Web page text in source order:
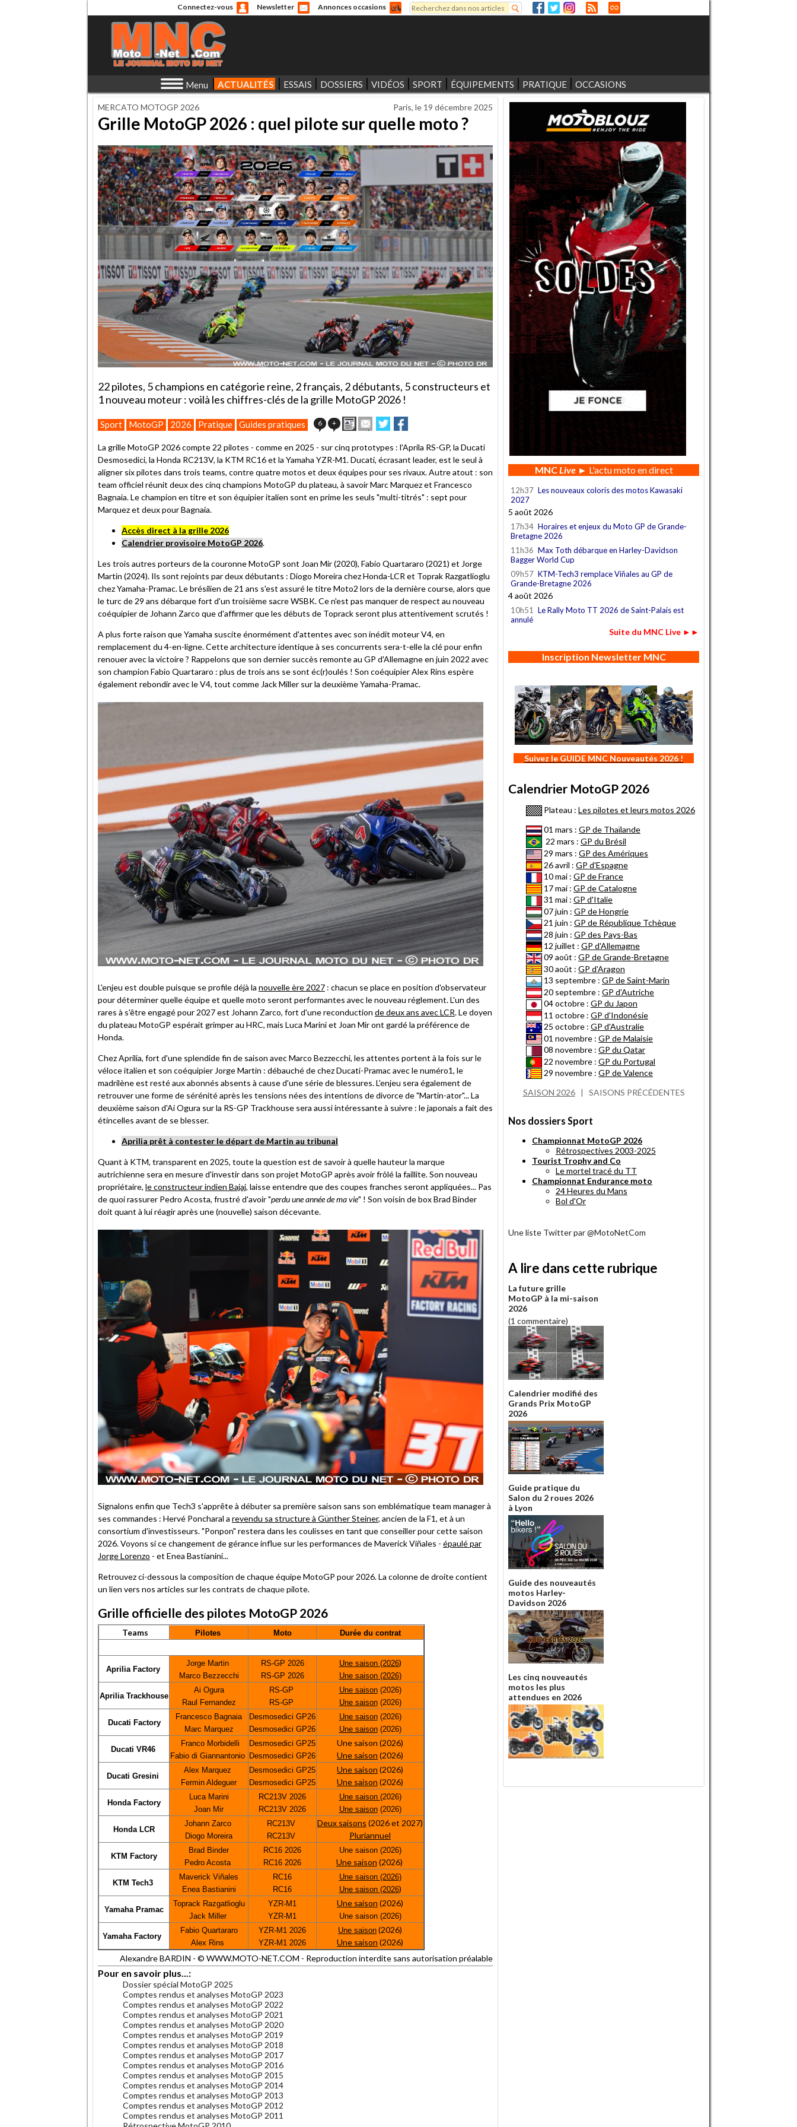
Connectez-vous Newsletter Annonces occasions
Formulaire de recherche
Rechercher
Menu ACTUALITÉS ESSAIS DOSSIERS VIDÉOS SPORT ÉQUIPEMENTS PRATIQUE OCCASIONS
MERCATO MOTOGP 2026 Paris, le 19 décembre 2025
Grille MotoGP 2026 : quel pilote sur quelle moto ?
22 pilotes, 5 champions en catégorie reine, 2 français, 2 débutants, 5 constructeurs et
1 nouveau moteur : voilà les chiffres-clés de la grille MotoGP 2026 !
Sport MotoGP 2026 Pratique Guides pratiques 6 + ImprimerEnvoyer
cet
à
un
ami
Partager
sur
sur
La grille MotoGP 2026 compte 22 pilotes - comme en 2025 - sur cinq prototypes : l'Aprila RS-GP, la Ducati
Desmosedici, la Honda RC213V, la KTM RC16 et la Yamaha YZR-M1. Ducati, écrasant leader, est le seul à
aligner six pilotes dans trois teams, contre quatre motos et deux équipes pour ses rivaux. Autre atout : son
team officiel réunit deux des cinq champions MotoGP du plateau, à savoir Marc Marquez et Francesco
Bagnaia. Le champion en titre et son équipier italien sont en prime les seuls "multi-titrés" : sept pour
Marquez et deux pour Bagnaia.
Accès direct à la grille 2026
Calendrier provisoire MotoGP 2026.
Les trois autres porteurs de la couronne MotoGP sont Joan Mir (2020), Fabio Quartararo (2021) et Jorge
Martin (2024). Ils sont rejoints par deux débutants : Diogo Moreira chez Honda-LCR et Toprak Razgatlioglu
chez Yamaha-Pramac. Le brésilien de 21 ans s'est assuré le titre Moto2 lors de la dernière course, alors que
le turc de 29 ans débarque fort d'un troisième sacre WSBK. Ce n'est pas manquer de respect au nouveau
coéquipier de Johann Zarco que d'affirmer que les débuts de Toprack seront plus attentivement scrutés !
A plus forte raison que Yamaha suscite énormément d'attentes avec son inédit moteur V4, en
remplacement du 4-en-ligne. Cette architecture identique à ses concurrents sera-t-elle la clé pour enfin
renouer avec la victoire ? Rappelons que son dernier succès remonte au GP d'Allemagne en juin 2022 avec
son champion Fabio Quartararo : plus de trois ans se sont éc(r)oulés ! Son coéquipier Alex Rins espère
également rebondir avec le V4, tout comme Jack Miller sur la deuxième Yamaha-Pramac.
L'enjeu est double puisque se profile déjà la nouvelle ère 2027 : chacun se place en position d'observateur
pour déterminer quelle équipe et quelle moto seront performantes avec le nouveau réglement. L'un des
rares à s'être engagé pour 2027 est Johann Zarco, fort d'une reconduction de deux ans avec LCR. Le doyen
du plateau MotoGP espérait grimper au HRC, mais Luca Marini et Joan Mir ont gardé la préférence de
Honda.
Chez Aprilia, fort d'une splendide fin de saison avec Marco Bezzecchi, les attentes portent à la fois sur le
véloce italien et son coéquipier Jorge Martin : débauché de chez Ducati-Pramac avec le numéro1, le
madrilène est resté aux abonnés absents à cause d'une série de blessures. L'enjeu sera également de
retrouver une forme de sérénité après les tensions nées des intentions de divorce de "Martin-ator"... La
deuxième saison d'Ai Ogura sur la RS-GP Trackhouse sera aussi intéressante à suivre : le japonais a fait des
étincelles avant de se blesser.
Aprilia prêt à contester le départ de Martin au tribunal
Quant à KTM, transparent en 2025, toute la question est de savoir à quelle hauteur la marque
autrichienne sera en mesure d'investir dans son projet MotoGP après avoir frôlé la faillite. Son nouveau
propriétaire, le constructeur indien Bajaj, laisse entendre que des coupes franches seront appliquées... Pas
de quoi rassurer Pedro Acosta, frustré d'avoir "perdu une année de ma vie" ! Son voisin de box Brad Binder
doit quant à lui réagir après une (nouvelle) saison décevante.
Signalons enfin que Tech3 s'apprête à débuter sa première saison sans son emblématique team manager à
ses commandes : Hervé Poncharal a revendu sa structure à Günther Steiner, ancien de la F1, et à un
consortium d'investisseurs. "Ponpon" restera dans les coulisses en tant que conseiller pour cette saison
2026. Voyons si ce changement de gérance influe sur les performances de Maverick Viñales - épaulé par
Jorge Lorenzo - et Enea Bastianini...
Retrouvez ci-dessous la composition de chaque équipe MotoGP pour 2026. La colonne de droite contient
un lien vers nos articles sur les contrats de chaquepilote.
Grille officielle des pilotes MotoGP 2026
Teams Pilotes Moto Durée du contrat
Aprilia Factory
Jorge Martin
Marco Bezzecchi
RS-GP 2026
RS-GP 2026
Une saison (2026)
Une saison (2026)
Aprilia Trackhouse
Ai Ogura
Raul Fernandez
RS-GP
RS-GP
Une saison(2026)
Une saison(2026)
Ducati Factory
Francesco Bagnaia
Marc Marquez
Desmosedici GP26
Desmosedici GP26
Une saison(2026)
Une saison(2026)
Ducati VR46
Franco Morbidelli
Fabio di Giannantonio
Desmosedici GP25
Desmosedici GP26
Une saison (2026)
Une saison (2026)
Ducati Gresini
Alex Marquez
Fermin Aldeguer
Desmosedici GP25
Desmosedici GP25
Une saison (2026)
Une saison (2026)
Honda Factory
Luca Marini
Joan Mir
RC213V 2026
RC213V 2026
Une saison (2026)
Une saison(2026)
Honda LCR
Johann Zarco
Diogo Moreira
RC213V
RC213V
Deux saisons (2026 et 2027)
Pluriannuel
KTM Factory
Brad Binder
Pedro Acosta
RC16 2026
RC16 2026
Une saison (2026)
Une saison (2026)
KTM Tech3
Maverick Viñales
Enea Bastianini
RC16
RC16
Une saison (2026)
Une saison (2026)
Yamaha Pramac
Toprack Razgatlioglu
Jack Miller
YZR-M1
YZR-M1
Une saison (2026)
Une saison (2026)
Yamaha Factory
Fabio Quartararo
Alex Rins
YZR-M1 2026
YZR-M1 2026
Une saison (2026)
Une saison (2026)
Alexandre BARDIN - © WWW.MOTO-NET.COM - Reproduction interdite sans autorisation préalable
Pour en savoir plus...:
Dossier spécial MotoGP 2025
Comptes rendus et analyses MotoGP 2023
Comptes rendus et analyses MotoGP 2022
Comptes rendus et analyses MotoGP 2021
Comptes rendus et analyses MotoGP 2020
Comptes rendus et analyses MotoGP 2019
Comptes rendus et analyses MotoGP 2018
Comptes rendus et analyses MotoGP 2017
Comptes rendus et analyses MotoGP 2016
Comptes rendus et analyses MotoGP 2015
Comptes rendus et analyses MotoGP 2014
Comptes rendus et analyses MotoGP 2013
Comptes rendus et analyses MotoGP 2012
Comptes rendus et analyses MotoGP 2011
MNCLive► L'actu moto en direct
12h37 Les nouveaux coloris des motos Kawasaki
2027
5 août 2026
17h34 Horaires et enjeux du Moto GP de Grande-
Bretagne 2026
11h36 Max Toth débarque en Harley-Davidson
Bagger World Cup
09h57 KTM-Tech3 remplace Viñales au GP de
Grande-Bretagne 2026
4 août 2026
10h51
Le Rally Moto TT 2026 de Saint-Palais est
annulé
Suite du MNC Live ►►
Inscription Newsletter MNC
Suivez le GUIDE MNC Nouveautés 2026 !
Calendrier MotoGP 2026
Plateau : Les pilotes et leurs motos 2026
01 mars : GP de Thaïlande
22 mars : GP du Brésil
29 mars : GP des Amériques
26 avril : GP d'Espagne
10 mai : GP de France
17 mai : GP de Catalogne
31 mai : GP d'Italie
07 juin : GP de Hongrie
21 juin : GP de République Tchèque
28 juin : GP des Pays-Bas
12 juillet : GP d'Allemagne
09 août : GP de Grande-Bretagne
30 août : GP d'Aragon
13 septembre : GP de Saint-Marin
20 septembre : GP d'Autriche
04 octobre : GP du Japon
11 octobre : GP d'Indonésie
25 octobre : GP d'Australie
01 novembre : GP de Malaisie
08 novembre : GP du Qatar
22 novembre : GP du Portugal
29 novembre : GP de Valence
SAISON 2026| SAISONS PRÉCÉDENTES
Nos dossiers Sport
Championnat MotoGP 2026
Rétrospectives 2003-2025
Tourist Trophy and Co
Le mortel tracé du TT
Championnat Endurance moto
24 Heures du Mans
Bol d'Or
Une liste Twitter par @MotoNetCom
A lire dans cette rubrique
La future grille
MotoGP à la mi-saison
2026
(1 commentaire)
Calendrier modifié des
Grands Prix MotoGP
2026
Guide pratique du
Salon du 2 roues 2026
à Lyon
Guide des nouveautés
motos Harley-
Davidson 2026
Les cinq nouveautés
motos les plus
attendues en 2026